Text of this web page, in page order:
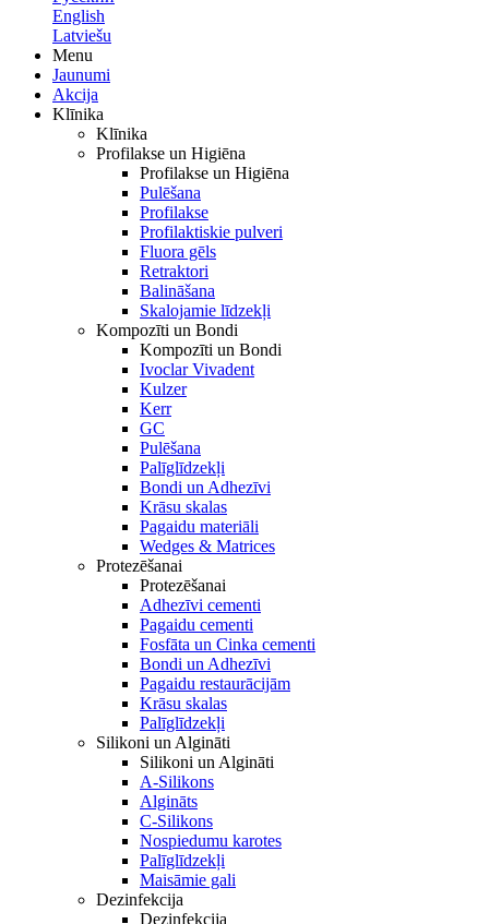
English
Latviešu
Menu
Jaunumi
Akcija
Klīnika
Klīnika
Profilakse un Higiēna
Profilakse un Higiēna
Pulēšana
Profilakse
Profilaktiskie pulveri
Fluora gēls
Retraktori
Balināšana
Skalojamie līdzekļi
Kompozīti un Bondi
Kompozīti un Bondi
Ivoclar Vivadent
Kulzer
Kerr
GC
Pulēšana
Palīglīdzekļi
Bondi un Adhezīvi
Krāsu skalas
Pagaidu materiāli
Wedges & Matrices
Protezēšanai
Protezēšanai
Adhezīvi cementi
Pagaidu cementi
Fosfāta un Cinka cementi
Bondi un Adhezīvi
Pagaidu restaurācijām
Krāsu skalas
Palīglīdzekļi
Silikoni un Algināti
Silikoni un Algināti
A-Silikons
Algināts
C-Silikons
Nospiedumu karotes
Palīglīdzekļi
Maisāmie gali
Dezinfekcija
Dezinfekcija